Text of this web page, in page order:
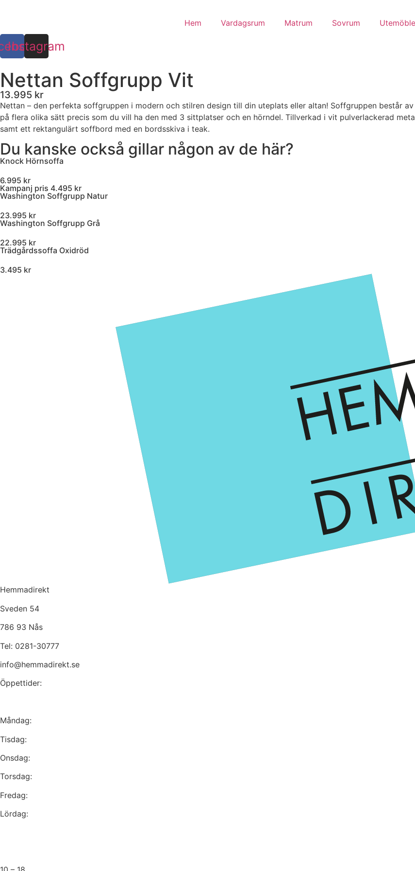
Hem Vardagsrum Matrum Sovrum
Instagram
Nettan Soffgrupp Vit
13.995 kr
Nettan – den perfekta soffgruppen i modern och stilren design till din uteplats eller altan! Soffgruppen består
på flera olika sätt precis som du vill ha den med 3 sittplatser och en hörndel. Tillverkad i vit pulverlackerad
samt ett rektangulärt soffbord med en bordsskiva i teak.
Du kanske också gillar någon av de här?
Knock Hörnsoffa
6.995 kr
Kampanj pris 4.495 kr
Washington Soffgrupp Natur
23.995 kr
Washington Soffgrupp Grå
22.995 kr
Trädgårdssoffa Oxidröd
3.495 kr
Hemmadirekt
Sveden 54
786 93 Nås
Tel: 0281-30777
info@hemmadirekt.se
Öppettider:
Måndag:
Tisdag:
Onsdag:
Torsdag:
Fredag:
Lördag: